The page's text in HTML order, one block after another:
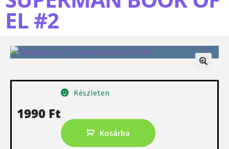
EL #2
1990 Ft
Készleten
Kosárba